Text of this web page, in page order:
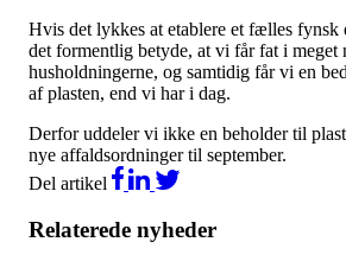
Hvis det lykkes at etablere et fælles
det formentlig betyde, at vi får fat i meget
husholdningerne, og samtidig får vi en
af plasten, end vi har i dag.
Derfor uddeler vi ikke en beholder til
nye affaldsordninger til september.
Del artikel
Relaterede nyheder